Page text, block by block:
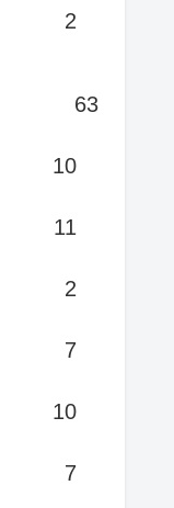
2
63
10
11
2
7
10
7